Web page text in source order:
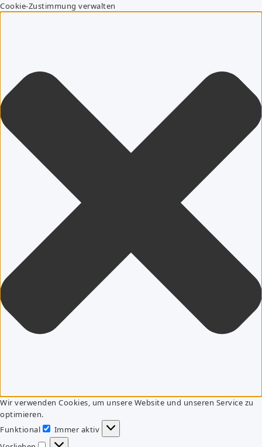
Cookie-Zustimmung verwalten
Wir verwenden Cookies, um unsere Website und unseren Service zu
optimieren.
Funktional
Funktional
Immer aktiv